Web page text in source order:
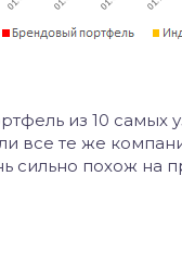
из 10
все те же
сильно похож